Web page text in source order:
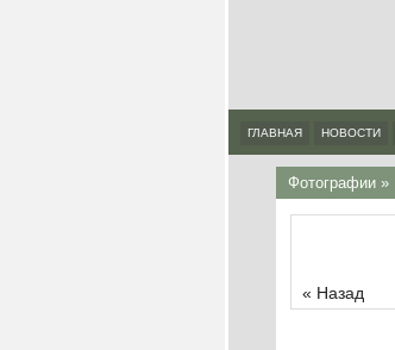
ГЛАВНАЯ НОВОСТИ
Фотографии »
« Назад